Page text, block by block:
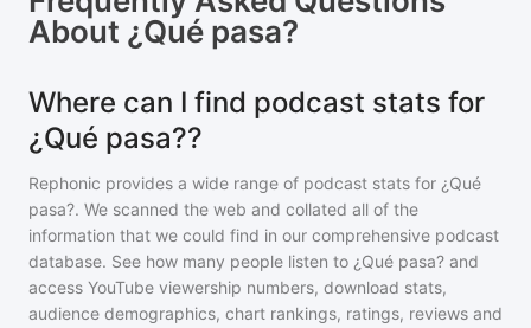
About ¿Qué pasa?
Where can I find podcast stats for
¿Qué pasa??
Rephonic provides a wide range of podcast stats for ¿Qué
pasa?. We scanned the web and collated all of the
information that we could find in our comprehensive podcast
database. See how many people listen to ¿Qué pasa? and
access YouTube viewership numbers, download stats,
audience demographics, chart rankings, ratings, reviews and